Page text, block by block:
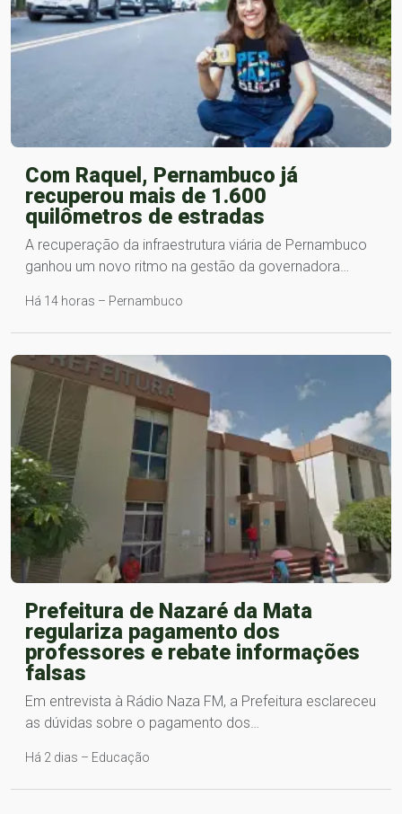
Com Raquel, Pernambuco já
recuperou mais de 1.600
quilômetros de estradas
A recuperação da infraestrutura viária de Pernambuco
ganhou um novo ritmo na gestão da governadora…
Há 14 horas – Pernambuco
Prefeitura de Nazaré da Mata
regulariza pagamento dos
professores e rebate informações
falsas
Em entrevista à Rádio Naza FM, a Prefeitura esclareceu
as dúvidas sobre o pagamento dos…
Há 2 dias – Educação